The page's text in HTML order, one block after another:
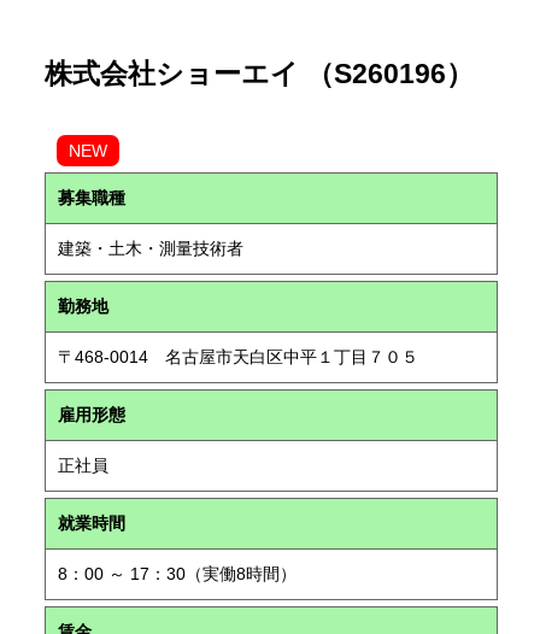
株式会社ショーエイ （S260196）
NEW
募集職種
建築・土木・測量技術者
勤務地
〒468-0014 名古屋市天白区中平１丁目７０５
雇用形態
正社員
就業時間
8：00 ～ 17：30（実働8時間）